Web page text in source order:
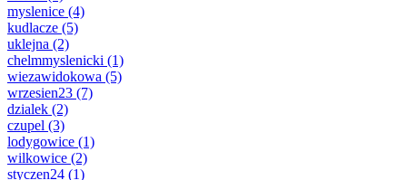
myslenice (4)
kudlacze (5)
uklejna (2)
chelmmyslenicki (1)
wiezawidokowa (5)
wrzesien23 (7)
dzialek (2)
czupel (3)
lodygowice (1)
wilkowice (2)
styczen24 (1)